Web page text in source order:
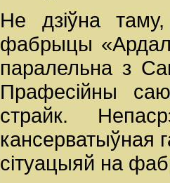
Не дзіўна
фабрыцы
паралельна з
Прафесійны
страйк.
кансерватыўная
сітуацыяй на